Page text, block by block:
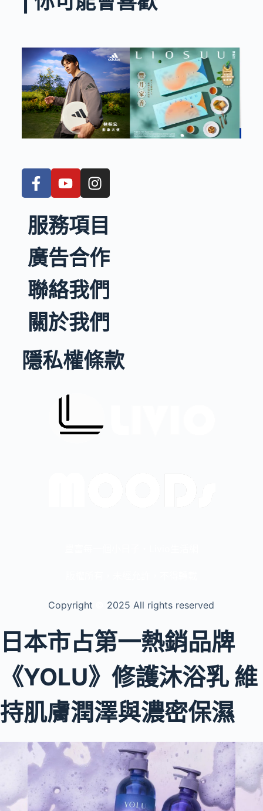
服務項目
廣告合作
聯絡我們
關於我們
隱私權條款
Copyright 2025 All rights reserved
日本市占第一熱銷品牌
《YOLU》修護沐浴乳 維
持肌膚潤澤與濃密保濕